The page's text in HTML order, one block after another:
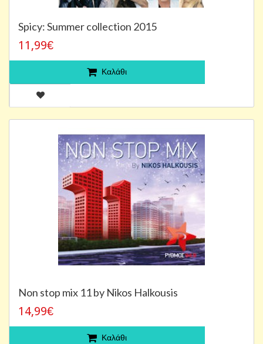
Spicy: Summer collection 2015
11,99€
Καλάθι
Non stop mix 11 by Nikos Halkousis
14,99€
Καλάθι